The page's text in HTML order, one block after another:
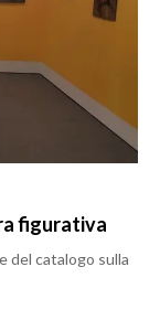
figurativa
del catalogo sulla